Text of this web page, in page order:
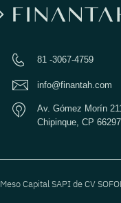
81 -3067-4759
info@finantah.com
Av. Gómez Morín
Chipinque, CP
Capital SAPI de CV